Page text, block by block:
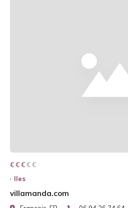
€ € € € €
€ € €
Iles
villamanda.com